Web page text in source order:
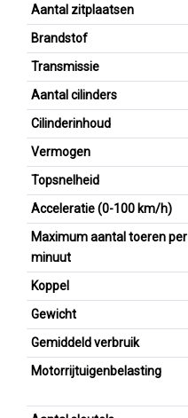
Aantal zitplaatsen
Brandstof
Transmissie
Aantal cilinders
Cilinderinhoud
Vermogen
Topsnelheid
Acceleratie (0-100 km/h)
Maximum aantal toeren per
minuut
Koppel
Gewicht
Gemiddeld verbruik
Motorrijtuigenbelasting